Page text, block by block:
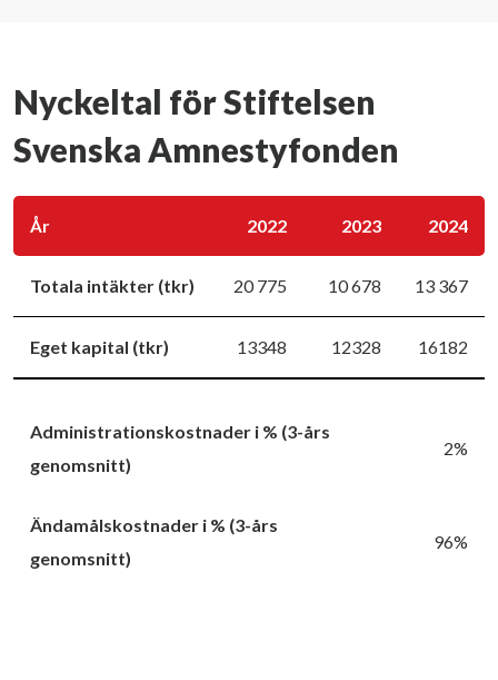
Nyckeltal för Stiftelsen
Svenska Amnestyfonden
År 2022 2023 2024
Totala intäkter (tkr) 20 775 10 678 13 367
Eget kapital (tkr) 13348 12328 16182
Administrationskostnader i % (3-års
genomsnitt)
2%
Ändamålskostnader i % (3-års
genomsnitt)
96%